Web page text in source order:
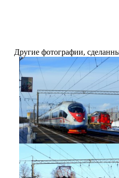
Другие фотографии,